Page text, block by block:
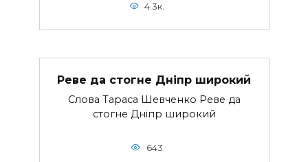
4.3к.
Реве да стогне Днiпр широкий
Слова Тараса Шевченко Реве да
стогне Днiпр широкий
643